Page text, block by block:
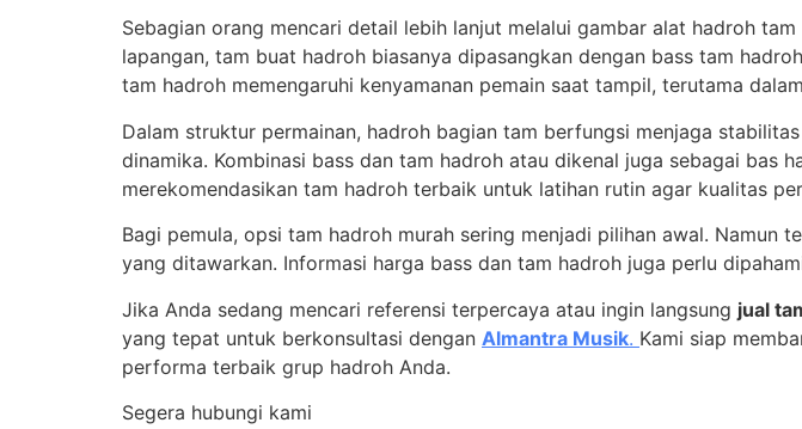
Sebagian orang mencari detail lebih lanjut melalui gambar alat hadroh
lapangan, tam buat hadroh biasanya dipasangkan dengan bass tam
tam hadroh memengaruhi kenyamanan pemain saat tampil, terutama
Dalam struktur permainan, hadroh bagian tam berfungsi menjaga
dinamika. Kombinasi bass dan tam hadroh atau dikenal juga sebagai bas
merekomendasikan tam hadroh terbaik untuk latihan rutin agar kualitas
Bagi pemula, opsi tam hadroh murah sering menjadi pilihan awal.
yang ditawarkan. Informasi harga bass dan tam hadroh juga perlu
Jika Anda sedang mencari referensi terpercaya atau ingin langsung jual
yang tepat untuk berkonsultasi dengan Almantra Musik. Kami siap
performa terbaik grup hadroh Anda.
Segera hubungi kami